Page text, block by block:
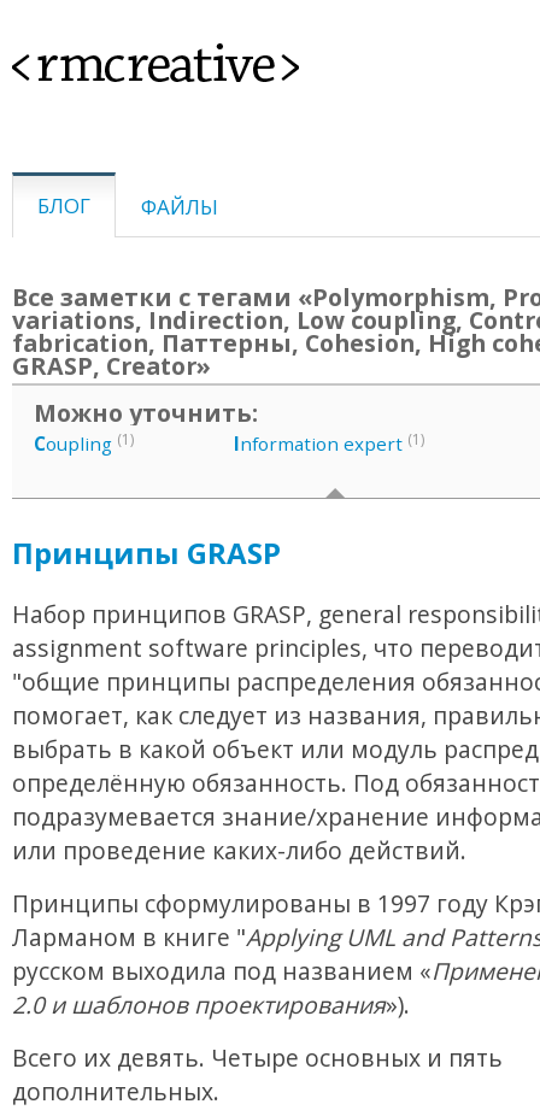
<rmcreative>
БЛОГ ФАЙЛЫ
Все заметки с тегами «Polymorphism,
variations, Indirection, Low coupling,
fabrication, Паттерны, Cohesion, High
GRASP, Creator»
Можно уточнить:
Coupling (1) Information expert (1)
Принципы GRASP
Набор принципов GRASP, general
assignment software principles, что
"общие принципы распределения
помогает, как следует из названия,
выбрать в какой объект или модуль
определённую обязанность. Под
подразумевается знание/хранение
или проведение каких-либо действий.
Принципы сформулированы в 1997 году
Ларманом в книге "Applying UML and
русском выходила под названием «
2.0 и шаблонов проектирования»).
Всего их девять. Четыре основных и пять
дополнительных.